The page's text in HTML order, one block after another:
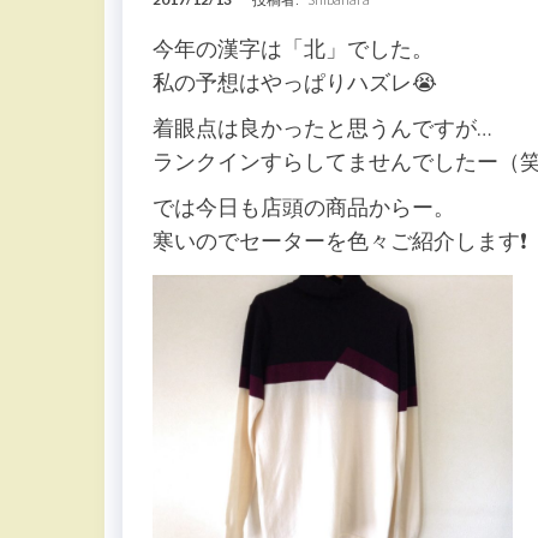
今年の漢字は「北」でした。
私の予想はやっぱりハズレ😭
着眼点は良かったと思うんですが…
ランクインすらしてませんでしたー（
では今日も店頭の商品からー。
寒いのでセーターを色々ご紹介します❗️